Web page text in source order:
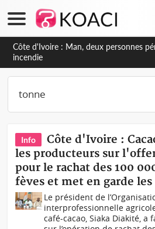
Côte d'Ivoire : Man, deux personnes
incendie
Info
Côte d'Ivoire :
les producteurs sur
pour le rachat des 100
fèves et met en garde
Le président de
interprofessionnelle
café-cacao, Siaka Diakité, a